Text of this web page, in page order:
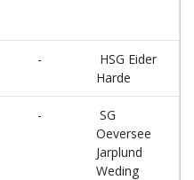
-
HSG Eider
Harde
-
SG
Oeversee
Jarplund
Weding